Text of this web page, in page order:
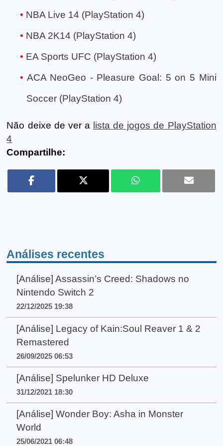
NBA Live 14 (PlayStation 4)
NBA 2K14 (PlayStation 4)
EA Sports UFC (PlayStation 4)
ACA NeoGeo - Pleasure Goal: 5 on 5 Mini
Soccer (PlayStation 4)
Não deixe de ver a lista de jogos de PlayStation
4
Compartilhe:
Análises recentes
[Análise] Assassin’s Creed: Shadows no
Nintendo Switch 2
22/12/2025 19:38
[Análise] Legacy of Kain:Soul Reaver 1 & 2
Remastered
26/09/2025 06:53
[Análise] Spelunker HD Deluxe
31/12/2021 18:30
[Análise] Wonder Boy: Asha in Monster
World
25/06/2021 06:48